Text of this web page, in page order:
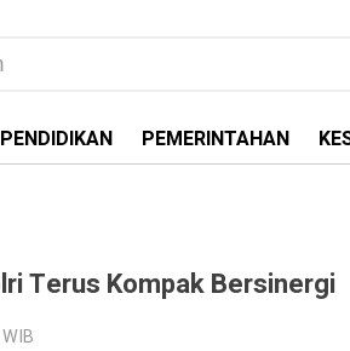
PENDIDIKAN PEMERINTAHAN
Terus Kompak Bersinergi